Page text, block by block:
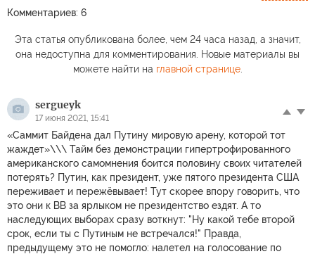
Комментариев: 6
Эта статья опубликована более, чем 24 часа назад, а значит,
она недоступна для комментирования. Новые материалы вы
можете найти на главной странице.
sergueyk
17 июня 2021, 15:41
«Саммит Байдена дал Путину мировую арену, которой тот
жаждет»\\\ Тайм без демонстрации гипертрофированного
американского самомнения боится половину своих читателей
потерять? Путин, как президент, уже пятого президента США
переживает и пережёвывает! Тут скорее впору говорить, что
это они к ВВ за ярлыком не президентство ездят. А то
наследующих выборах сразу воткнут: "Ну какой тебе второй
срок, если ты с Путиным не встречался!" Правда,
предыдущему это не помогло: налетел на голосование по